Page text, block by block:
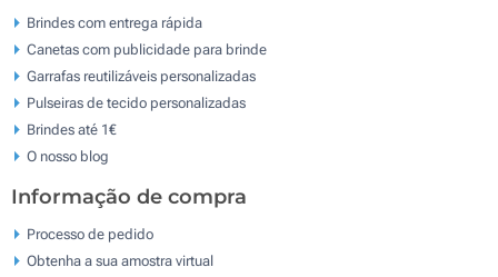
Brindes com entrega rápida
Canetas com publicidade para brinde
Garrafas reutilizáveis personalizadas
Pulseiras de tecido personalizadas
Brindes até 1€
O nosso blog
Informação de compra
Processo de pedido
Obtenha a sua amostra virtual